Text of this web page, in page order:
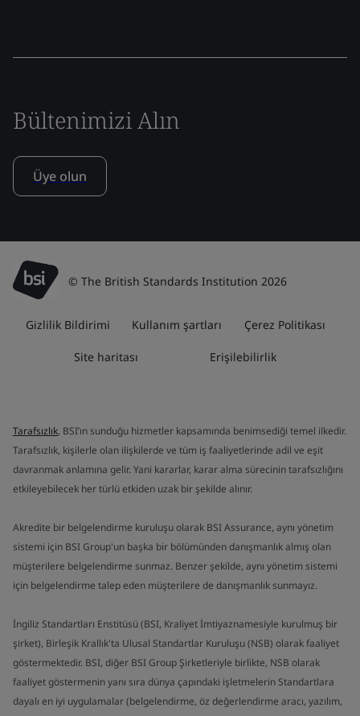
Bültenimizi Alın
Üye olun
© The British Standards Institution 2026
Gizlilik Bildirimi Kullanım şartları Çerez Politikası
Site haritası Erişilebilirlik
Tarafsızlık, BSI’ın sunduğu hizmetler kapsamında benimsediği temel ilkedir.
Tarafsızlık, kişilerle olan ilişkilerde ve tüm iş faaliyetlerinde adil ve eşit
davranmak anlamına gelir. Yani kararlar, karar alma sürecinin tarafsızlığını
etkileyebilecek her türlü etkiden uzak bir şekilde alınır.
Akredite bir belgelendirme kuruluşu olarak BSI Assurance, aynı yönetim
sistemi için BSI Group'un başka bir bölümünden danışmanlık almış olan
müşterilere belgelendirme sunmaz. Benzer şekilde, aynı yönetim sistemi
için belgelendirme talep eden müşterilere de danışmanlık sunmayız.
İngiliz Standartları Enstitüsü (BSI, Kraliyet İmtiyaznamesiyle kurulmuş bir
şirket), Birleşik Krallık'ta Ulusal Standartlar Kuruluşu (NSB) olarak faaliyet
göstermektedir. BSI, diğer BSI Group Şirketleriyle birlikte, NSB olarak
faaliyet göstermenin yanı sıra dünya çapındaki işletmelerin Standartlara
dayalı en iyi uygulamalar (belgelendirme, öz değerlendirme aracı, yazılım,